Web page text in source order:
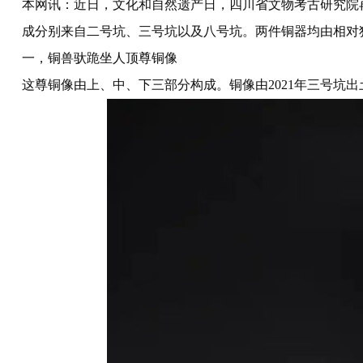
本网讯：近日，文化和自然遗产日，四川省文物考古研究
成分别来自二号坑、三号坑以及八号坑。两件铜器均由相
一，铜兽驮跪坐人顶尊铜像
这尊铜像由上、中、下三部分构成。铜像由2021年三号坑